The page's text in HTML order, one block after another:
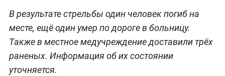
В результате стрельбы один человек погиб на
месте, ещё один умер по дороге в больницу.
Также в местное медучреждение доставили трёх
раненых. Информация об их состоянии
уточняется.